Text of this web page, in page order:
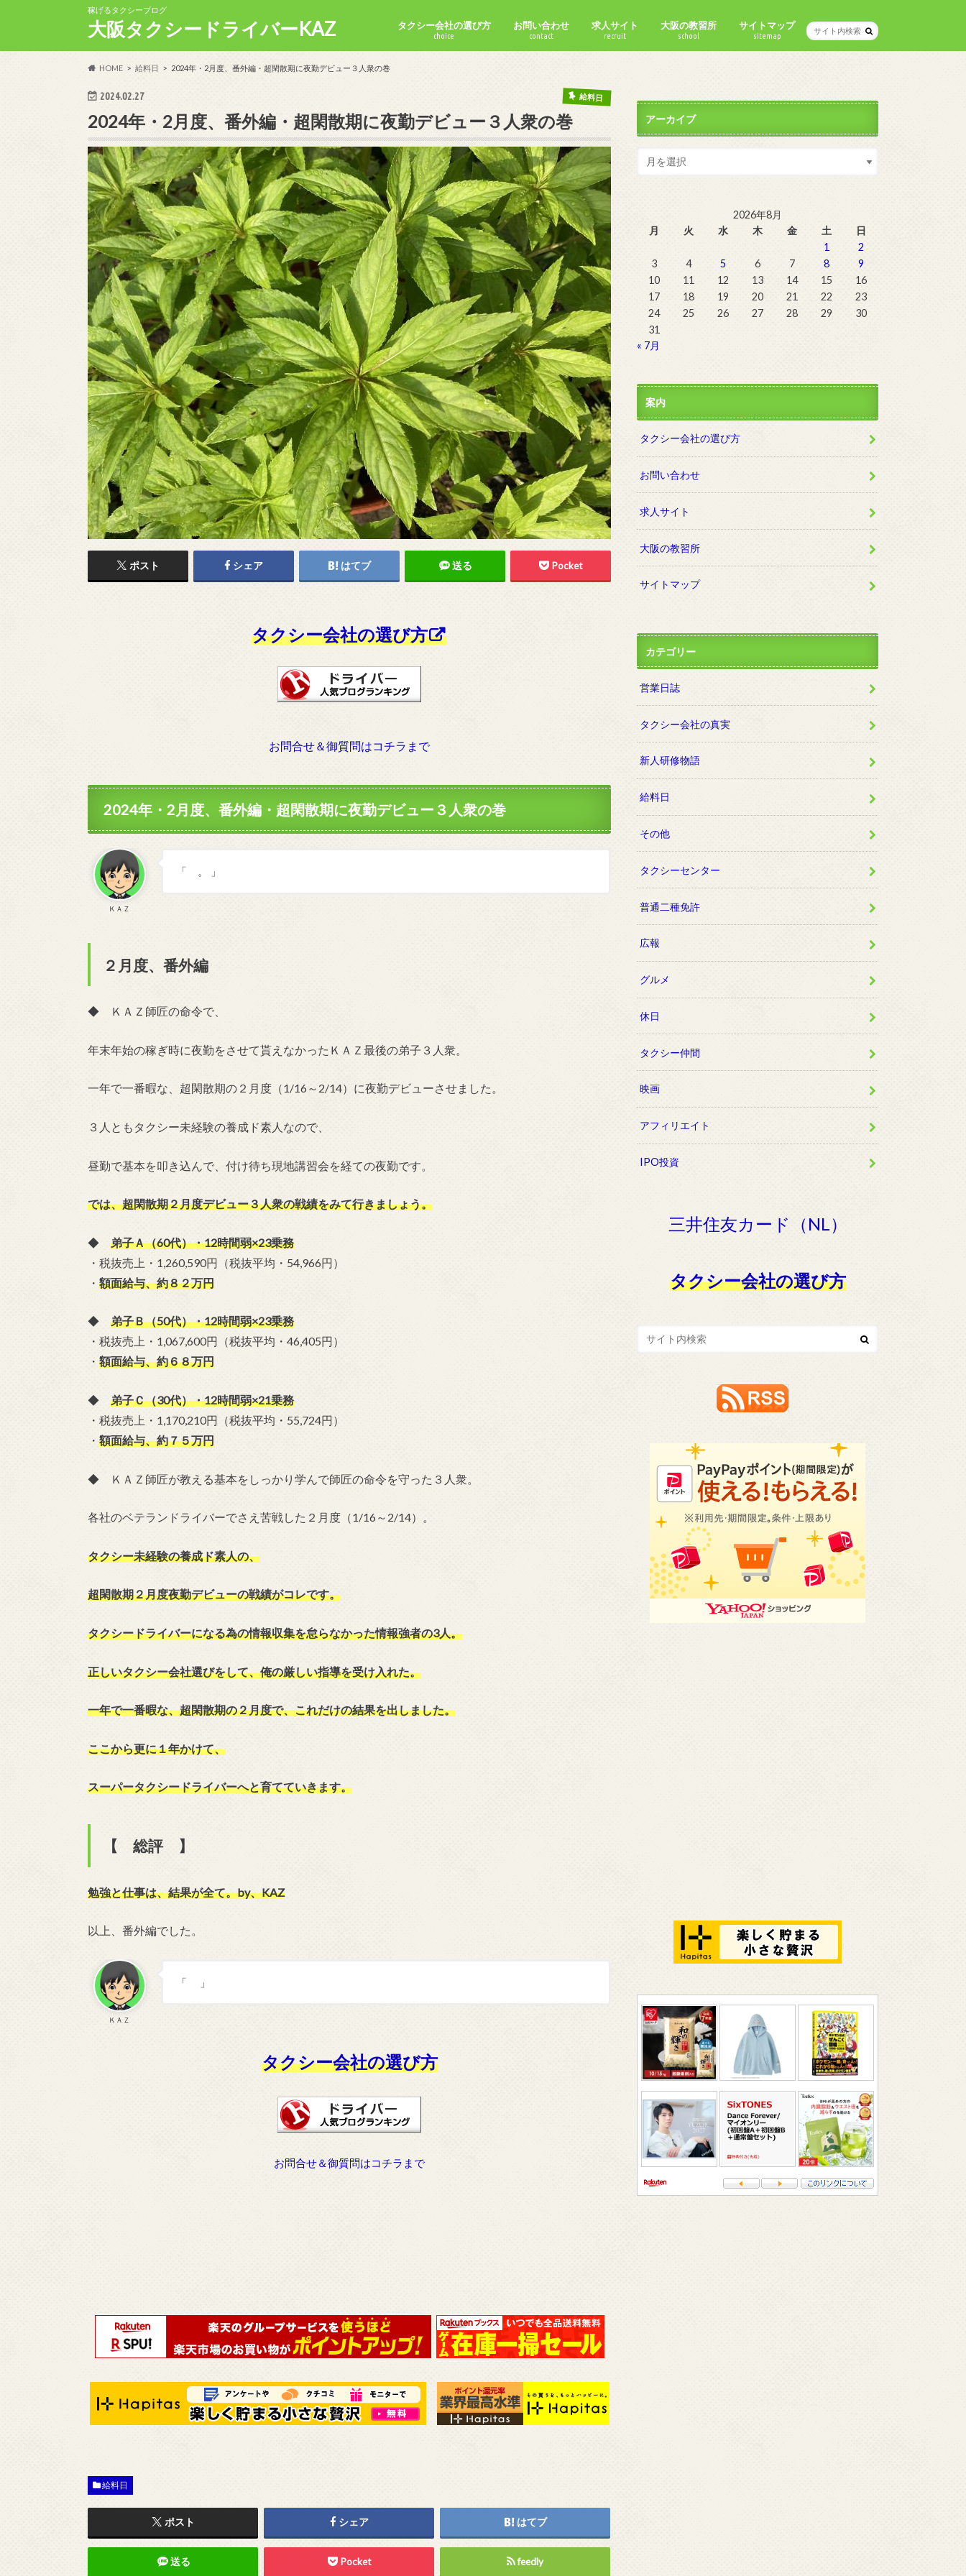
稼げるタクシーブログ
大阪タクシードライバーKAZ タクシー会社の選び方
choice
お問い合わせ
contact
求人サイト
recruit
大阪の教習所
school
サイトマップ
sitemap
HOME 給料日 2024年・2月度、番外編・超閑散期に夜勤デビュー３人衆の巻
2024.02.27 給料日
2024年・2月度、番外編・超閑散期に夜勤デビュー３人衆の巻
ポスト シェア はてブ 送る Pocket
タクシー会社の選び方
お問合せ＆御質問はコチラまで
2024年・2月度、番外編・超閑散期に夜勤デビュー３人衆の巻
ＫＡＺ
「 。 」
２月度、番外編
◆ ＫＡＺ師匠の命令で、
年末年始の稼ぎ時に夜勤をさせて貰えなかったＫＡＺ最後の弟子３人衆。
一年で一番暇な、超閑散期の２月度（1/16～2/14）に夜勤デビューさせました。
３人ともタクシー未経験の養成ド素人なので、
昼勤で基本を叩き込んで、付け待ち現地講習会を経ての夜勤です。
では、超閑散期２月度デビュー３人衆の戦績をみて行きましょう。
◆ 弟子Ａ（60代）・12時間弱×23乗務
・税抜売上・1,260,590円（税抜平均・54,966円）
・ 額面給与、約８２万円
◆ 弟子Ｂ（50代）・12時間弱×23乗務
・税抜売上・1,067,600円（税抜平均・46,405円）
・ 額面給与、約６８万円
◆ 弟子Ｃ（30代）・12時間弱×21乗務
・税抜売上・1,170,210円（税抜平均・55,724円）
・ 額面給与、約７５万円
◆ ＫＡＺ師匠が教える基本をしっかり学んで師匠の命令を守った３人衆。
各社のベテランドライバーでさえ苦戦した２月度（1/16～2/14）。
タクシー未経験の養成ド素人の、
超閑散期２月度夜勤デビューの戦績がコレです。
タクシードライバーになる為の情報収集を怠らなかった情報強者の3人。
正しいタクシー会社選びをして、俺の厳しい指導を受け入れた。
一年で一番暇な、超閑散期の２月度で、これだけの結果を出しました。
ここから更に１年かけて、
スーパータクシードライバーへと育てていきます。
【 総評 】
勉強と仕事は、結果が全て。by、KAZ
以上、番外編でした。
ＫＡＺ
「 」
タクシー会社の選び方
お問合せ＆御質問はコチラまで
給料日
ポスト シェア はてブ
送る Pocket feedly
アーカイブ
2026年8月
月
火 水 木 金 土
日
1
2
3
4 5 6 7 8
9
10
11 12 13 14 15
16
17
18 19 20 21 22
23
24
25 26 27 28 29
30
31
« 7月
案内
タクシー会社の選び方
お問い合わせ
求人サイト
大阪の教習所
サイトマップ
カテゴリー
営業日誌
タクシー会社の真実
新人研修物語
給料日
その他
タクシーセンター
普通二種免許
広報
グルメ
休日
タクシー仲間
映画
アフィリエイト
IPO投資
三井住友カード（NL）
タクシー会社の選び方